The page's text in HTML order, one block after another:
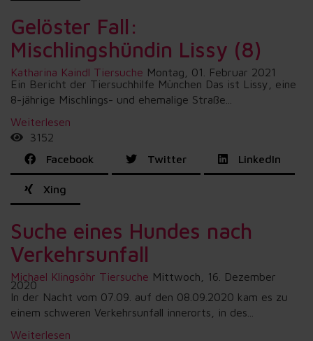
Gelöster Fall:
Mischlingshündin Lissy (8)
Katharina Kaindl Tiersuche Montag, 01. Februar 2021
Ein Bericht der Tiersuchhilfe München Das ist Lissy, eine
8-jährige Mischlings- und ehemalige Straße...
Weiterlesen
3152
Facebook
Twitter LinkedIn
Xing
Suche eines Hundes nach
Verkehrsunfall
Michael Klingsöhr Tiersuche Mittwoch, 16. Dezember
2020
In der Nacht vom 07.09. auf den 08.09.2020 kam es zu
einem schweren Verkehrsunfall innerorts, in des...
Weiterlesen